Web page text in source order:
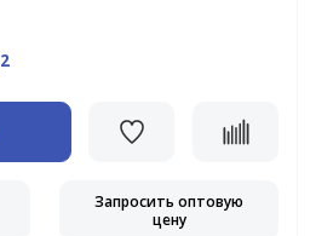
2
Запросить оптовую
цену